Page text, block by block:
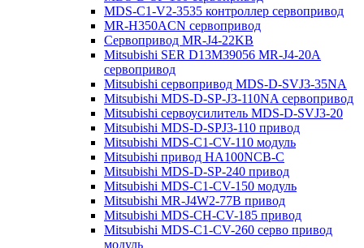
MDS-C1-V2-3535 контроллер сервопривод
MR-H350ACN сервопривод
Сервопривод MR-J4-22KB
Mitsubishi SER D13M39056 MR-J4-20A
сервопривод
Mitsubishi сервопривод MDS-D-SVJ3-35NA
Mitsubishi MDS-D-SP-J3-110NA сервопривод
Mitsubishi сервоусилитель MDS-D-SVJ3-20
Mitsubishi MDS-D-SPJ3-110 привод
Mitsubishi MDS-C1-CV-110 модуль
Mitsubishi привод HA100NCB-C
Mitsubishi MDS-D-SP-240 привод
Mitsubishi MDS-C1-CV-150 модуль
Mitsubishi MR-J4W2-77B привод
Mitsubishi MDS-CH-CV-185 привод
Mitsubishi MDS-C1-CV-260 серво привод
модуль